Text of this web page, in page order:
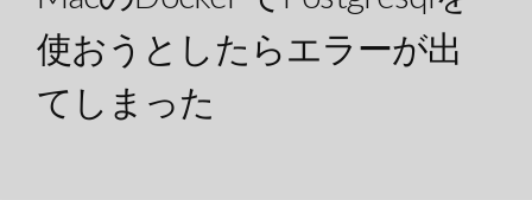
使おうとしたらエラーが出
てしまった